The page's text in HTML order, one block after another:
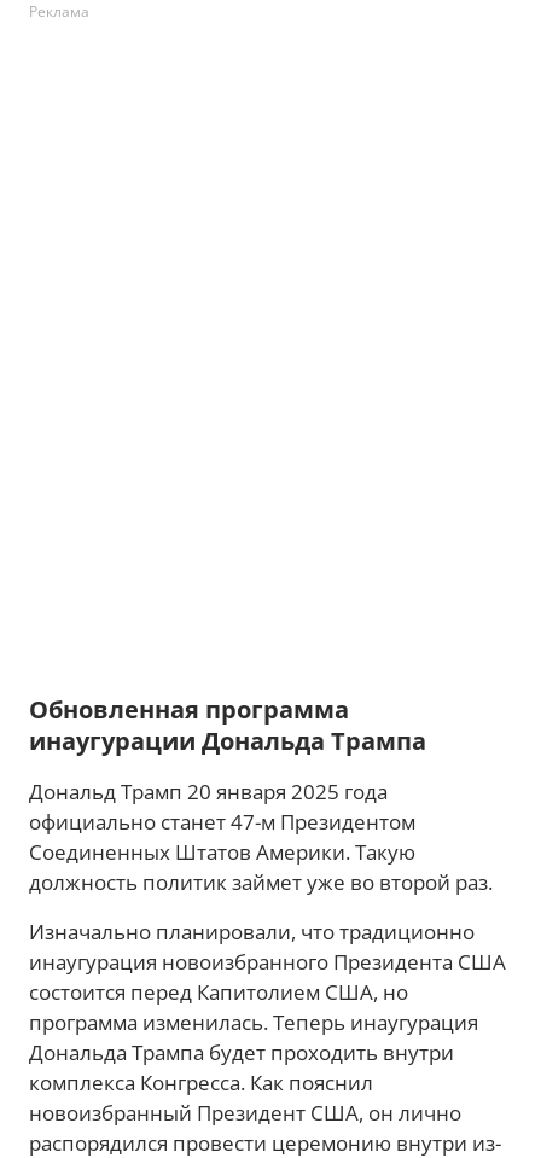
Реклама
Обновленная программа
инаугурации Дональда Трампа
Дональд Трамп 20 января 2025 года
официально станет 47-м Президентом
Соединенных Штатов Америки. Такую
должность политик займет уже во второй раз.
Изначально планировали, что традиционно
инаугурация новоизбранного Президента США
состоится перед Капитолием США, но
программа изменилась. Теперь инаугурация
Дональда Трампа будет проходить внутри
комплекса Конгресса. Как пояснил
новоизбранный Президент США, он лично
распорядился провести церемонию внутри из-